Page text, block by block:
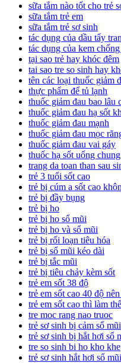
sữa tắm nào tốt cho trẻ
sữa tắm trẻ em
sữa tắm trẻ sơ sinh
tác dụng của dầu tẩy
tác dụng của kem
tại sao trẻ hay khóc đêm
tai sao tre so sinh hay
tên các loại thuốc giảm
thực phẩm để tủ lạnh
thuốc giảm đau bao lâu
thuốc giảm đau hạ sốt
thuốc giảm đau mạnh
thuốc giảm đau mọc
thuốc giảm đau vai gáy
thuốc hạ sốt uống
trang da toan than sau
trẻ 3 tuổi sốt cao
trẻ bị cúm a sốt cao
trẻ bị đầy bụng
trẻ bị ho
trẻ bị ho sổ mũi
trẻ bị ho và sổ mũi
trẻ bị rối loạn tiêu hóa
trẻ bị sổ mũi kéo dài
trẻ bị tắc mũi
trẻ bị tiêu chảy kèm sốt
trẻ em sốt 38 độ
trẻ em sốt cao 40 độ
trẻ em sốt cao thì làm
tre moc rang nao truoc
trẻ sơ sinh bị cảm sổ mũi
trẻ sơ sinh bị hắt hơi sổ
tre so sinh bi ho kho khe
trẻ sơ sinh hắt hơi sổ mũi